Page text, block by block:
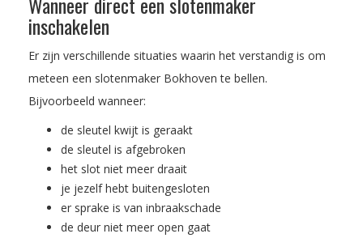
inschakelen
Er zijn verschillende situaties waarin het verstandig is om
meteen een slotenmaker Bokhoven te bellen.
Bijvoorbeeld wanneer:
de sleutel kwijt is geraakt
de sleutel is afgebroken
het slot niet meer draait
je jezelf hebt buitengesloten
er sprake is van inbraakschade
de deur niet meer open gaat